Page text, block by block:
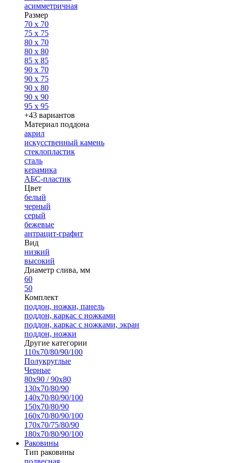
асимметричная
Размер
70 x 70
75 x 75
80 x 70
80 x 80
85 x 85
90 x 70
90 x 75
90 x 80
90 x 90
95 x 95
+43 вариантов
Материал поддона
акрил
искусственный камень
стеклопластик
сталь
керамика
АБС-пластик
Цвет
белый
черный
серый
бежевые
антрацит-графит
Вид
низкий
высокий
Диаметр слива, мм
60
50
Комплект
поддон, ножки, панель
поддон, каркас с ножками
поддон, каркас с ножками, экран
поддон, ножки
Другие категории
110х70/80/90/100
Полукруглые
Черные
80х90 / 90х80
130х70/80/90
140х70/80/90/100
150х70/80/90
160х70/80/90/100
170х70/75/80/90
180х70/80/90/100
Раковины
Тип раковины
подвесная